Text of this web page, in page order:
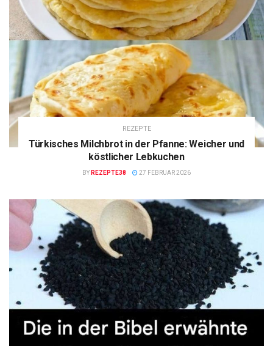
REZEPTE
Türkisches Milchbrot in der Pfanne: Weicher und
köstlicher Lebkuchen
BY REZEPTE38 27 FEBRUAR 2026